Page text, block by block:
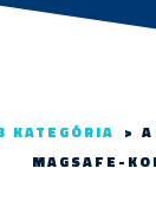
KATEGÓRIA >
MAGSAFE-